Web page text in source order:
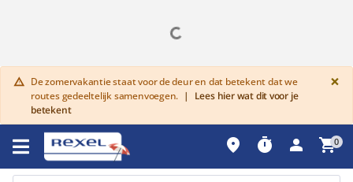
warning De zomervakantie staat voor de deur en dat betekent dat we
routes gedeeltelijk samenvoegen. |
Lees hier wat dit voor je
betekent
×
place timer person shopping_cart0